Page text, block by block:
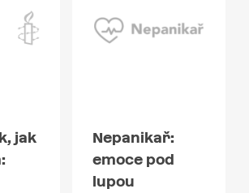
jak
Nepanikař:
emoce pod
lupou